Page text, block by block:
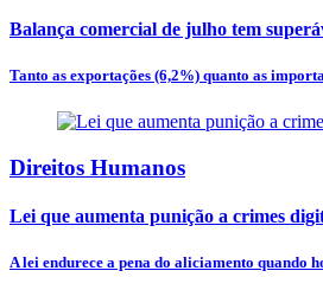
Balança comercial de julho tem
Tanto as exportações (6,2%) quanto as
Direitos Humanos
Lei que aumenta punição a crimes
A lei endurece a pena do aliciamento quando